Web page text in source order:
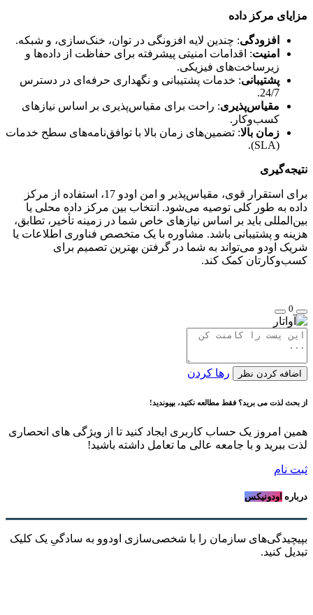
مزایای مرکز داده
افزودگی: چندین لایه افزونگی در توان، خنک‌سازی، و شبکه.
امنیت: اقدامات امنیتی پیشرفته برای حفاظت از داده‌ها و
زیرساخت‌های فیزیکی.
پشتیبانی: خدمات پشتیبانی و نگهداری حرفه‌ای در دسترس
24/7.
مقیاس‌پذیری: راحت برای مقیاس‌پذیری بر اساس نیازهای
کسب‌وکار.
زمان بالا: تضمین‌های زمان بالا با توافق‌نامه‌های سطح خدمات
(SLA).
نتیجه‌گیری
برای استقرار قوی، مقیاس‌پذیر و امن اودو 17، استفاده از مرکز
داده به طور کلی توصیه می‌شود. انتخاب بین مرکز داده محلی یا
بین‌المللی باید بر اساس نیازهای خاص شما در زمینه تأخیر، تطابق،
هزینه و پشتیبانی باشد. مشاوره با یک متخصص فناوری اطلاعات یا
شریک اودو می‌تواند به شما در گرفتن بهترین تصمیم برای
کسب‌وکارتان کمک کند.
0
اضافه کردن نظر رها کردن
از بحث لذت می برید؟ فقط مطالعه نکنید، بپیوندید!
همین امروز یک حساب کاربری ایجاد کنید تا از ویژگی های انحصاری
لذت ببرید و با جامعه عالی ما تعامل داشته باشید!
ثبت نام
درباره اودونیکس
بپیچیدگی‌های سازمان را با شخصی‌سازی اودوو به سادگیِ یک کلیک
تبدیل کنید.